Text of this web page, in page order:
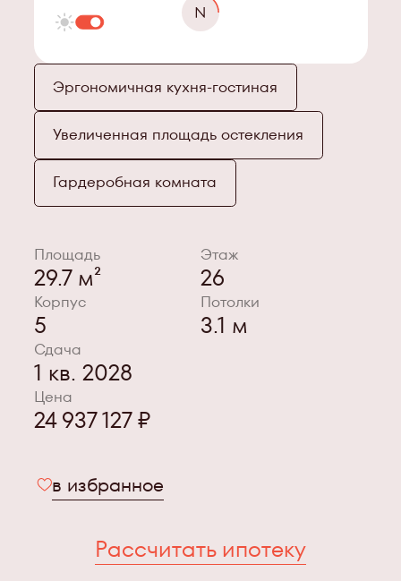
Эргономичная кухня-гостиная
Увеличенная площадь остекления
Гардеробная комната
Площадь
29.7 м²
Этаж
26
Корпус
5
Потолки
3.1 м
Сдача
1 кв. 2028
Цена
24 937 127 ₽
в избранное
Рассчитать ипотеку